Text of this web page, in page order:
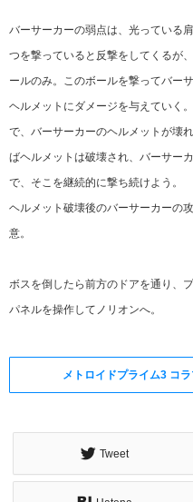
バーサーカーの弱点は、光っている
つを撃っていると反撃をしてくるが
ールのみ。このボールを撃ってバー
ヘルメットにダメージを与えていく
で、バーサーカーのヘルメットが壊
ばヘルメットは破壊され、バーサー
で、そこを継続的に撃ち続けよう。
ヘルメット破壊後のバーサーカーの
意。
ボスを倒したら前方のドアを通り、
パネルを操作してノリオンへ。
メトロイドプライム3 コ
Tweet